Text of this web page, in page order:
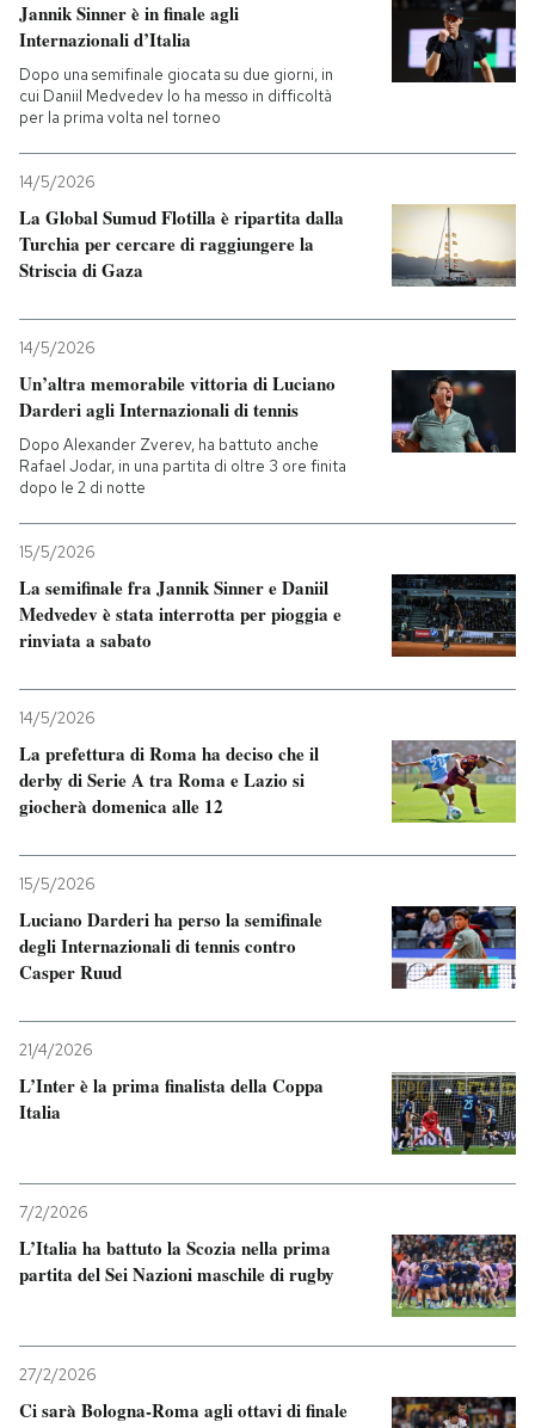
Jannik Sinner è in finale agli
Internazionali d’Italia
Dopo una semifinale giocata su due giorni, in
cui Daniil Medvedev lo ha messo in difficoltà
per la prima volta nel torneo
14/5/2026
La Global Sumud Flotilla è ripartita dalla
Turchia per cercare di raggiungere la
Striscia di Gaza
14/5/2026
Un’altra memorabile vittoria di Luciano
Darderi agli Internazionali di tennis
Dopo Alexander Zverev, ha battuto anche
Rafael Jodar, in una partita di oltre 3 ore finita
dopo le 2 di notte
15/5/2026
La semifinale fra Jannik Sinner e Daniil
Medvedev è stata interrotta per pioggia e
rinviata a sabato
14/5/2026
La prefettura di Roma ha deciso che il
derby di Serie A tra Roma e Lazio si
giocherà domenica alle 12
15/5/2026
Luciano Darderi ha perso la semifinale
degli Internazionali di tennis contro
Casper Ruud
21/4/2026
L’Inter è la prima finalista della Coppa
Italia
7/2/2026
L’Italia ha battuto la Scozia nella prima
partita del Sei Nazioni maschile di rugby
27/2/2026
Ci sarà Bologna-Roma agli ottavi di finale